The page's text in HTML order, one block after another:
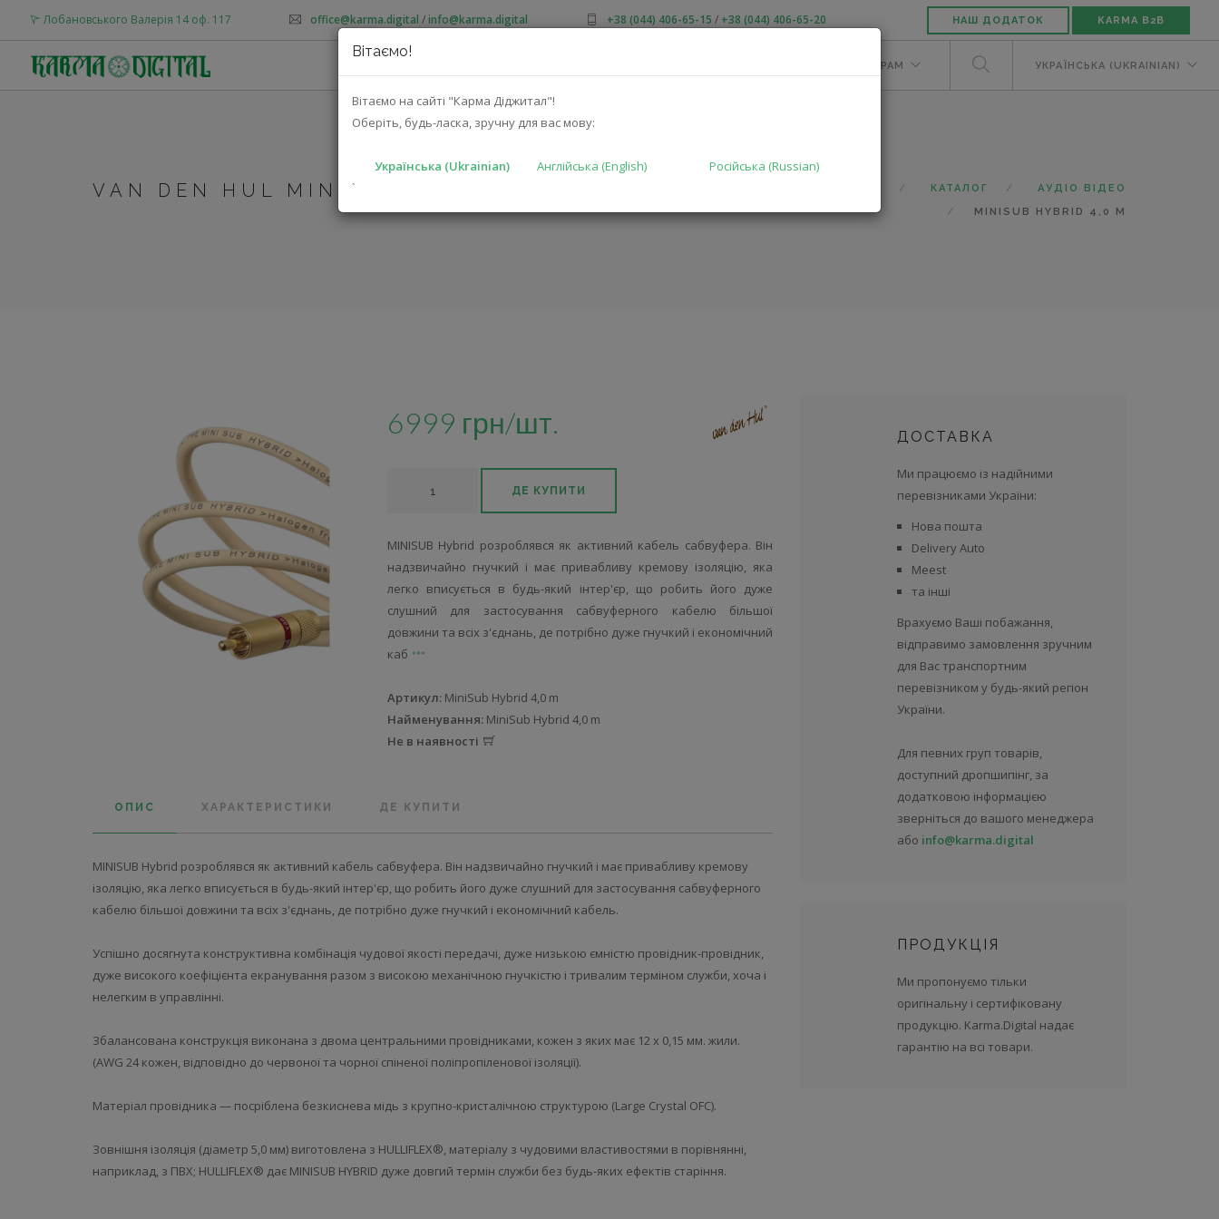
Вітаємо!
Вітаємо на сайті "Карма Діджитал"!
Оберіть, будь-ласка, зручну для вас мову:
Українська (Ukrainian) Англійська (English)
Російська (Russian)
`
Лобановського Валерія 14 оф. 117 office@karma.digital /info@karma.digital +38 (044) 406-65-15 / +38 (044) 406-65-20 НАШ ДОДАТОК KARMA B2B
ДИЛЕРАМ УКРАЇНСЬКА (UKRAINIAN)
VAN DEN HUL MINISUB HYBRID 4,0 M КАТАЛОГ
АУДІО ВІДЕО
MINISUB HYBRID 4,0 M
6999 грн/шт.
ДЕ КУПИТИ
MINISUB Hybrid розроблявся як активний кабель сабвуфера. Він
надзвичайно гнучкий і має привабливу кремову ізоляцію, яка
легко вписується в будь-який інтер'єр, що робить його дуже
слушний для застосування сабвуферного кабелю більшої
довжини та всіх з'єднань, де потрібно дуже гнучкий і економічний
каб
Артикул: MiniSub Hybrid 4,0 m
Найменування: MiniSub Hybrid 4,0 m
Не в наявності
ОПИС ХАРАКТЕРИСТИКИ ДЕ КУПИТИ
MINISUB Hybrid розроблявся як активний кабель сабвуфера. Він надзвичайно гнучкий і має привабливу кремову
ізоляцію, яка легко вписується в будь-який інтер'єр, що робить його дуже слушний для застосування сабвуферного
кабелю більшої довжини та всіх з'єднань, де потрібно дуже гнучкий і економічний кабель.
Успішно досягнута конструктивна комбінація чудової якості передачі, дуже низькою ємністю провідник-провідник,
дуже високого коефіцієнта екранування разом з високою механічною гнучкістю і тривалим терміном служби, хоча і
нелегким в управлінні.
Збалансована конструкція виконана з двома центральними провідниками, кожен з яких має 12 x 0,15 мм. жили.
(AWG 24 кожен, відповідно до червоної та чорної спіненої поліпропіленової ізоляції).
Матеріал провідника — посріблена безкиснева мідь з крупно-кристалічною структурою (Large Crystal OFC).
Зовнішня ізоляція (діаметр 5,0 мм) виготовлена ​​з HULLIFLEX®, матеріалу з чудовими властивостями в порівнянні,
наприклад, з ПВХ; HULLIFLEX® дає MINISUB HYBRID дуже довгий термін служби без будь-яких ефектів старіння.
ДОСТАВКА
Ми працюємо із надійними
перевізниками України:
Нова пошта
Delivery Auto
Meest
та інші
Врахуємо Ваші побажання,
відправимо замовлення зручним
для Вас транспортним
перевізником у будь-який регіон
України.
Для певних груп товарів,
доступний дропшипінг, за
додатковою інформацією
зверніться до вашого менеджера
або info@karma.digital
ПРОДУКЦІЯ
Ми пропонуємо тільки
оригінальну і сертифіковану
продукцію. Karma.Digital надає
гарантію на всі товари.